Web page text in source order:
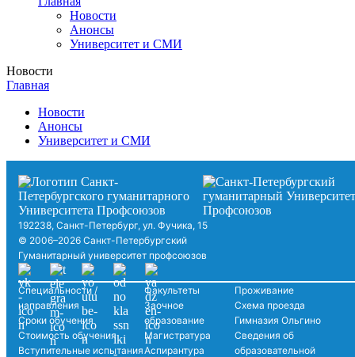
Новости
Анонсы
Университет и СМИ
Новости
Главная
Новости
Анонсы
Университет и СМИ
192238, Санкт-Петербург, ул. Фучика, 15
© 2006–2026 Санкт-Петербургский
Гуманитарный университет профсоюзов
Специальности /
направления
Сроки обучения
Стоимость обучения
Вступительные испытания
Факультеты
Заочное
образование
Магистратура
Аспирантура
Проживание
Схема проезда
Гимназия Ольгино
Сведения об
образовательной